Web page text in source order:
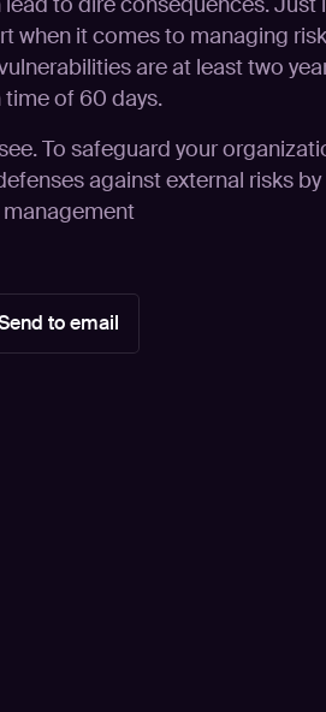
when it comes to managing
are at least two
of 60 days.
To safeguard your
against external risks by
to email